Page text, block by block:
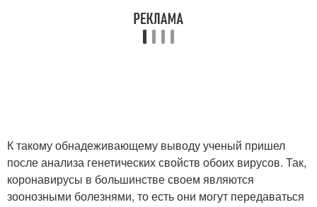
К такому обнадеживающему выводу ученый пришел
после анализа генетических свойств обоих вирусов. Так,
коронавирусы в большинстве своем являются
зоонозными болезнями, то есть они могут передаваться